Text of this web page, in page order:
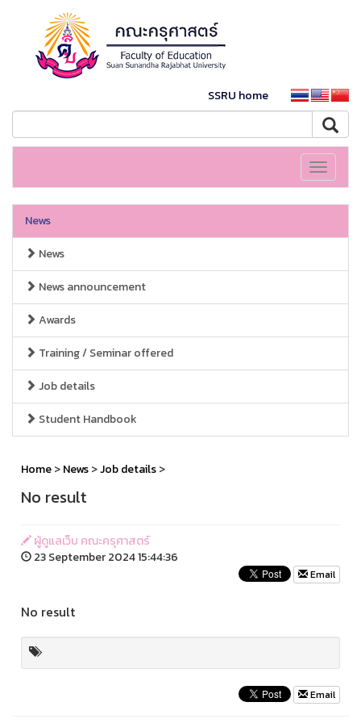
SSRU home
Toggle
News
News
News announcement
Awards
Training / Seminar offered
Job details
Student Handbook
Home>News>Job details>
No result
ผู้ดูแลเว็บ คณะครุศาสตร์
23 September 2024 15:44:36
Email
No result
Email